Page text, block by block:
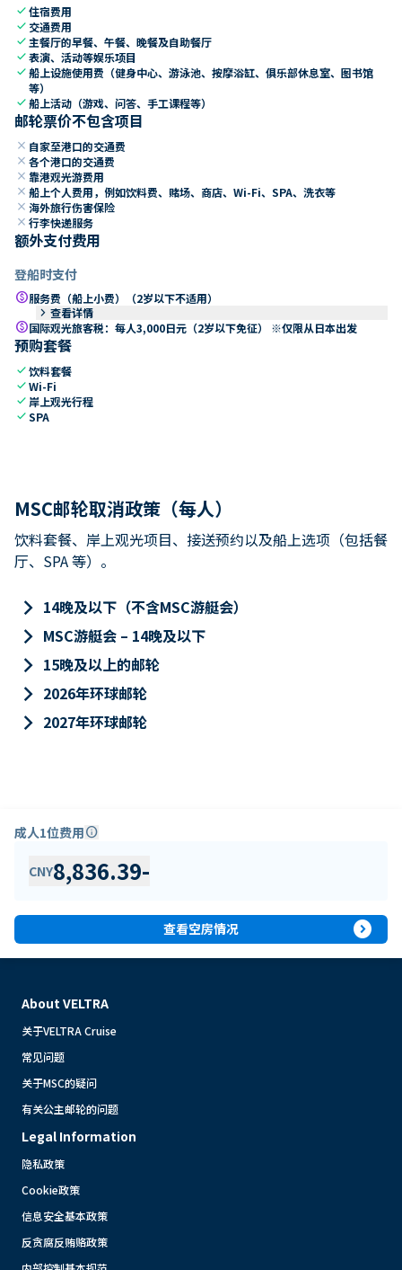
check住宿费用
check 交通费用
check 主餐厅的早餐、午餐、晚餐及自助餐厅
check表演、活动等娱乐项目
check船上设施使用费（健身中心、游泳池、按摩浴缸、俱乐部休息室、图书馆
等）
check船上活动（游戏、问答、手工课程等）
邮轮票价不包含项目
close 自家至港口的交通费
close 各个港口的交通费
close 靠港观光游费用
close 船上个人费用，例如饮料费、赌场、商店、Wi-Fi、SPA、洗衣等
close 海外旅行伤害保险
close 行李快递服务
额外支付费用
登船时支付
paid服务费（船上小费）（2岁以下不适用）
keyboard_arrow_right 查看详情
paid国际观光旅客税：每人3,000日元（2岁以下免征） ※仅限从日本出发
预购套餐
check饮料套餐
checkWi-Fi
check 岸上观光行程
checkSPA
MSC邮轮取消政策（每人）
饮料套餐、岸上观光项目、接送预约以及船上选项（包括餐
厅、SPA 等）。
keyboard_arrow_right 14晚及以下（不含MSC游艇会）
keyboard_arrow_right MSC游艇会 – 14晚及以下
keyboard_arrow_right 15晚及以上的邮轮
keyboard_arrow_right 2026年环球邮轮
keyboard_arrow_right 2027年环球邮轮
成人1位费用info
CNY8,836.39-
查看空房情况 expand_circle_right
About VELTRA
关于VELTRA Cruise
常见问题
关于MSC的疑问
有关公主邮轮的问题
Legal Information
隐私政策
Cookie政策
信息安全基本政策
反贪腐反贿赂政策